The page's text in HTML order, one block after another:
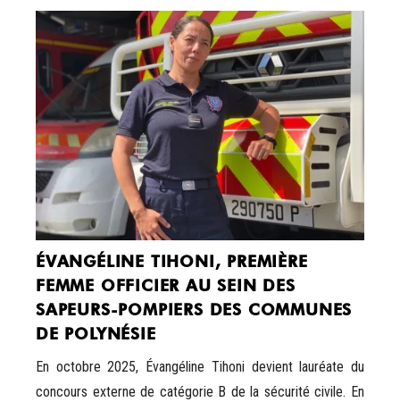
ÉVANGÉLINE TIHONI, PREMIÈRE
FEMME OFFICIER AU SEIN DES
SAPEURS-POMPIERS DES COMMUNES
DE POLYNÉSIE
En octobre 2025, Évangéline Tihoni devient lauréate du
concours externe de catégorie B de la sécurité civile. En